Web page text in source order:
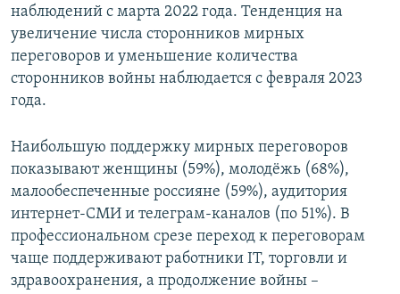
наблюдений с марта 2022 года. Тенденция на
увеличение числа сторонников мирных
переговоров и уменьшение количества
сторонников войны наблюдается с февраля 2023
года.
Наибольшую поддержку мирных переговоров
показывают женщины (59%), молодёжь (68%),
малообеспеченные россияне (59%), аудитория
интернет-СМИ и телеграм-каналов (по 51%). В
профессиональном срезе переход к переговорам
чаще поддерживают работники IT, торговли и
здравоохранения, а продолжение войны –